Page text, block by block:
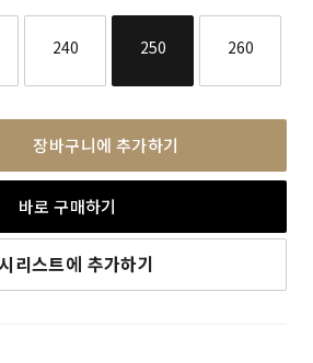
240 250 260
장바구니에 추가하기
바로 구매하기
리스트에 추가하기